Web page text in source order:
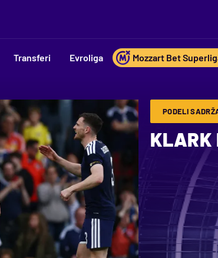
Transferi Evroliga Mozzart Bet
PODELI
KLARK